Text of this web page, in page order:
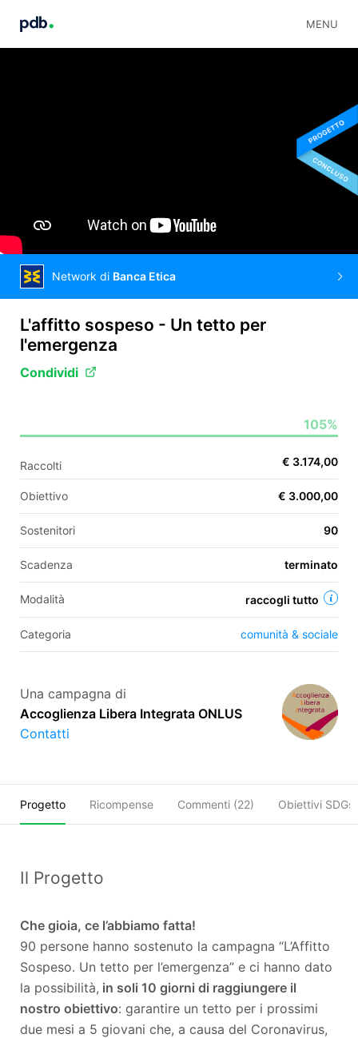
MENU
IT
ES
Network di Banca Etica
L'affitto sospeso - Un tetto per
l'emergenza
Condividi
105%
Raccolti € 3.174,00
Obiettivo € 3.000,00
Sostenitori 90
Scadenza terminato
Modalità raccogli tutto
Categoria comunità & sociale
Una campagna di
Accoglienza Libera Integrata ONLUS
Contatti
Progetto Ricompense Commenti (22) Obiettivi SDGs
Il Progetto
Che gioia, ce l’abbiamo fatta!
90 persone hanno sostenuto la campagna “L’Affitto
Sospeso. Un tetto per l’emergenza” e ci hanno dato
la possibilità, in soli 10 giorni di raggiungere il
nostro obiettivo: garantire un tetto per i prossimi
due mesi a 5 giovani che, a causa del Coronavirus,